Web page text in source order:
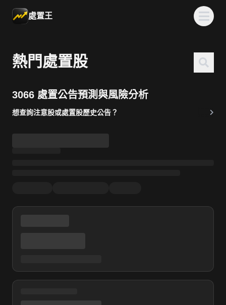
處置王
熱門處置股
3066 處置公告預測與風險分析
想查詢注意股或處置股歷史公告？